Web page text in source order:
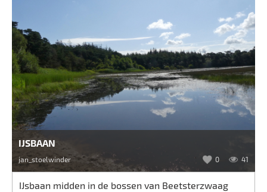
IJSBAAN
jan_stoelwinder 0 41
IJsbaan midden in de bossen van Beetsterzwaag